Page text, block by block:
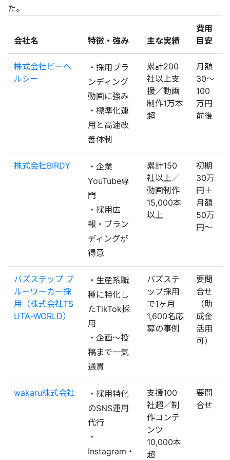
た。
会社名 特徴・強み 主な実績
費用
目安
株式会社ビーヘ
ルシー
・採用ブラ
ンディング
動画に強み
・標準化運
用と高速改
善体制
累計200
社以上支
援／動画
制作1万本
超
月額
30〜
100
万円
前後
株式会社BIRDY
・企業
YouTube専
門
・採用広
報・ブラン
ディングが
得意
累計150
社以上／
動画制作
15,000本
以上
初期
30万
円＋
月額
50万
円〜
バズステップ ブ
ルーワーカー採
用（株式会社TS
UTA-WORLD）
・生産系職
種に特化し
たTikTok採
用
・企画〜投
稿まで一気
通貫
バズステ
ップ採用
で1ヶ月
1,600名応
募の事例
要問
合せ
（助
成金
活用
可）
wakaru株式会社
・採用特化
のSNS運用
代行
・
Instagram・
支援100
社超／制
作コンテ
ンツ
10,000本
超
要問
合せ